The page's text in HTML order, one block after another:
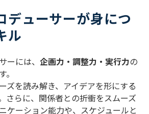
デューサーが身につ
ル
ーには、 企画力・調整力・実行力の
ズを読み解き、アイデアを形にする
さらに、関係者との折衝をスムーズ
ケーション能力や、スケジュールと